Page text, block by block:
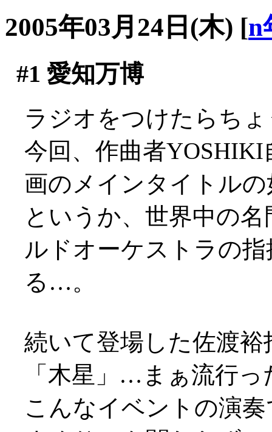
2005年03月24日(木) [n
#1 愛知万博
ラジオをつけたらち
今回、作曲者
画のメインタイトル
というか、世界中の
ルドオーケストラの
る…。
続いて登場した佐渡
「木星」…まぁ流行
こんなイベントの演